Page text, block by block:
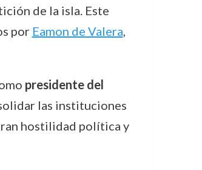
de la isla. Este
por Eamon de Valera,
presidente del
las instituciones
hostilidad política y